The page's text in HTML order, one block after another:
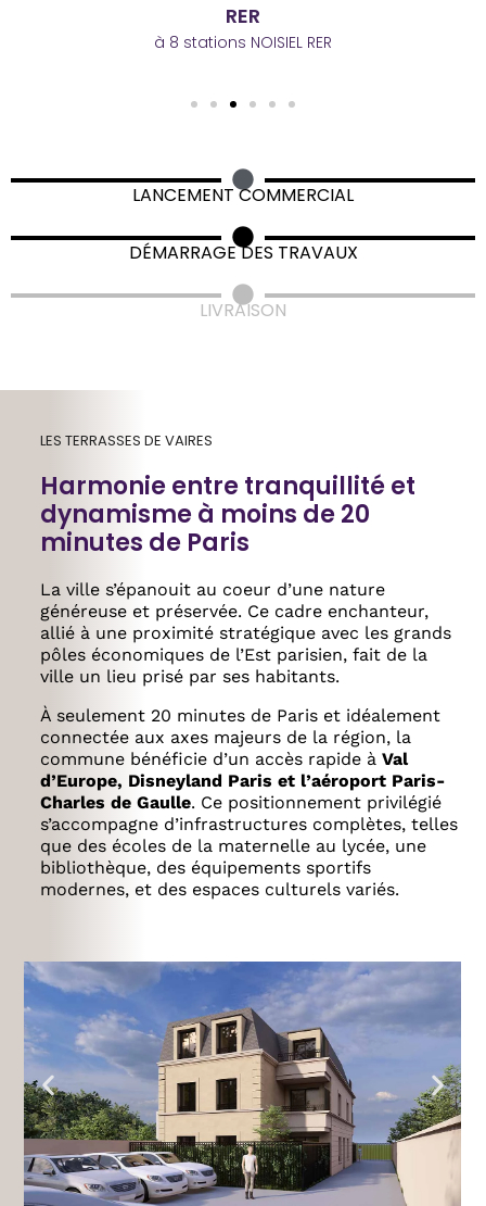
AUTOROUTE
Accès direct aux autoroutes A104
LANCEMENT COMMERCIAL
DÉMARRAGE DES TRAVAUX
LIVRAISON
LES TERRASSES DE VAIRES
Harmonie entre tranquillité et
dynamisme à moins de 20
minutes de Paris
La ville s’épanouit au coeur d’une nature
généreuse et préservée. Ce cadre enchanteur,
allié à une proximité stratégique avec les grands
pôles économiques de l’Est parisien, fait de la
ville un lieu prisé par ses habitants.
À seulement 20 minutes de Paris et idéalement
connectée aux axes majeurs de la région, la
commune bénéficie d’un accès rapide àVal
d’Europe, Disneyland Paris et l’aéroport Paris-
Charles de Gaulle. Ce positionnement privilégié
s’accompagne d’infrastructures complètes, telles
que des écoles de la maternelle au lycée, une
bibliothèque, des équipements sportifs
modernes, et des espaces culturels variés.